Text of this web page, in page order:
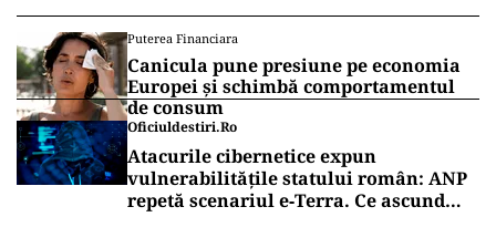
Puterea Financiara
Canicula pune presiune pe economia
Europei și schimbă comportamentul
de consum
Oficiuldestiri.ro
Atacurile cibernetice expun
vulnerabilitățile statului român: ANP
repetă scenariul e‑Terra. Ce ascund